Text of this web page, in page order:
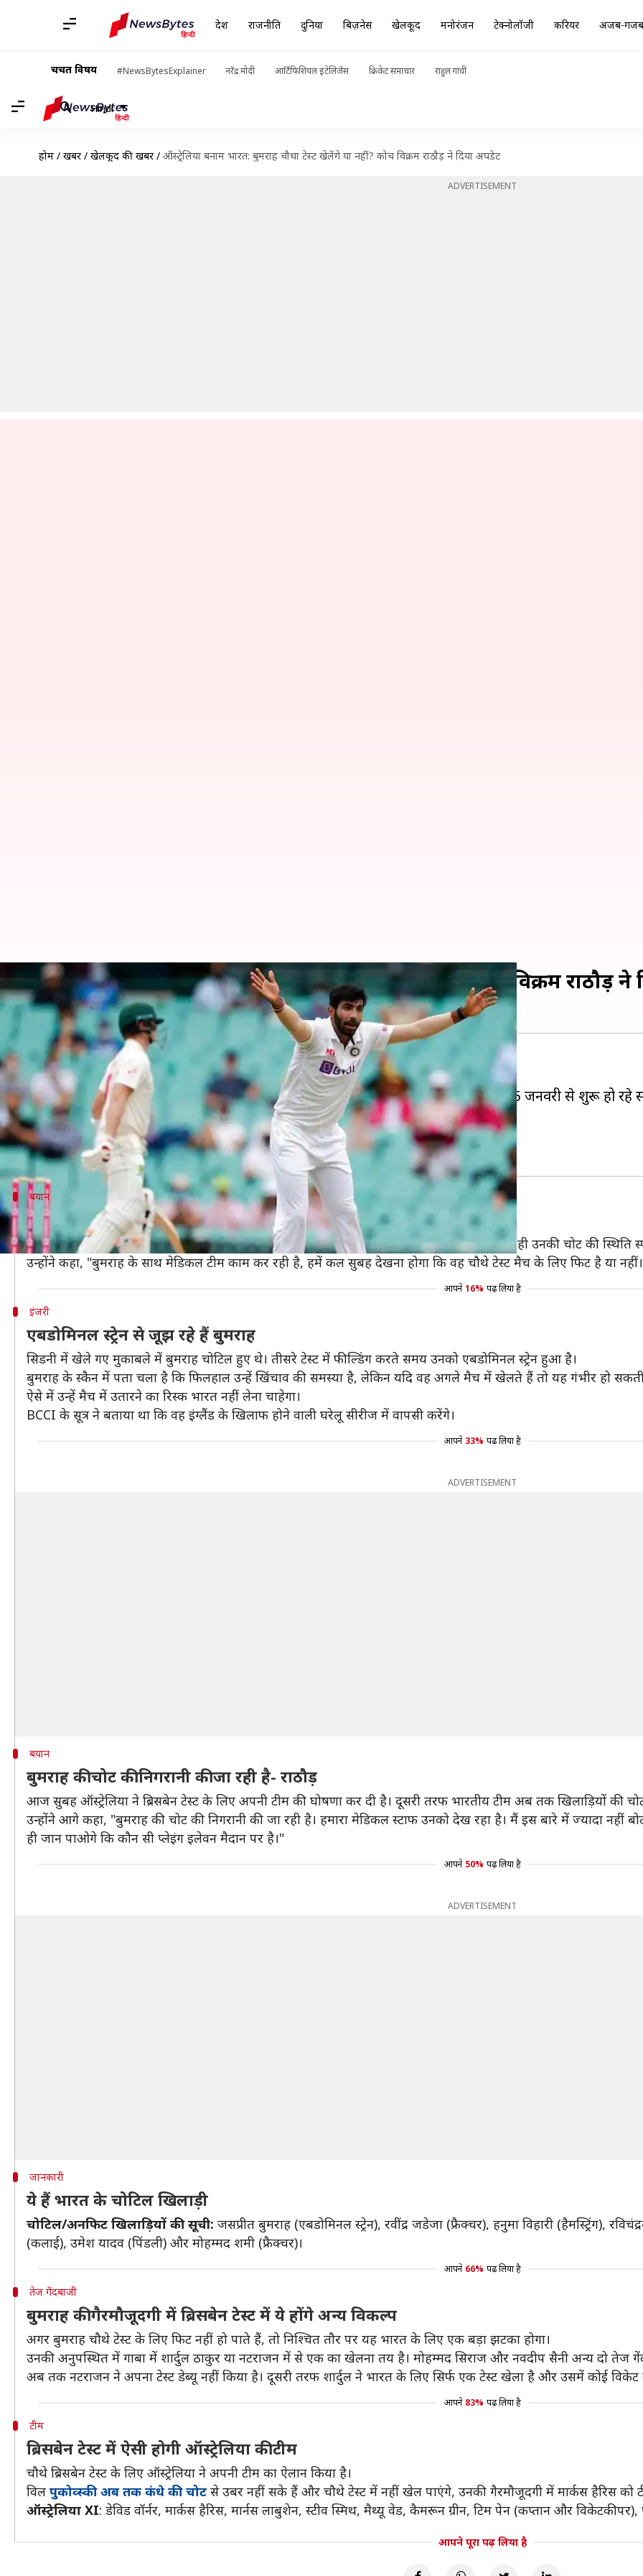
देश राजनीति दुनिया बिज़नेस खेलकूद मनोरंजन टेक्नोलॉजी करियर अजब-गजब
चर्चित विषय #NewsBytesExplainer नरेंद्र मोदी आर्टिफिशियल इंटेलिजेंस क्रिकेट समाचार राहुल गांधी
Hindi
होम / खबरें / खेलकूद की खबरें / ऑस्ट्रेलिया बनाम भारत: बुमराह चौथा टेस्ट खेलेंगे या नहीं? कोच विक्रम राठौड़ ने दिया अपडेट
ADVERTISEMENT
ऑस्ट्रेलिया बनाम भारत: बुमराह चौथा टेस्ट खेलेंगे या नहीं? कोच विक्रम राठौड़ ने
लेखन अंकित पसबोला Jan 14, 2021 02:44 pm
क्या है खबर?
बॉर्डर-गावस्कर सीरीज में भारतीय टीम इस समय चोट की समस्यासे परेशान है।
टीम के कई खिलाड़ी अनफिट हैं, जिसमें तेज गेंदबाजजसप्रीत बुमराहभी शामिल हैं। ऐसे में उनके 15 जनवरी से शुरू हो रहे
संदेह बना हुआ है।
इस बीच टीम के बल्लेबाजी कोच विक्रम राठौड़ ने बुमराह की चोट को लेकर अपडेट दिया है।
बयान
कल सुबह तक ही उनकी चोट की स्थिति पर कुछ कहा जा सकता है- राठौड़
विक्रम राठौड़ का कहना है कि बुमराह की चोट को लेकर अभी कुछ नहीं कहा जा सकता और कल सुबह तक ही उनकी चोट की स्थिति
उन्होंने कहा, "बुमराह के साथ मेडिकल टीम काम कर रही है, हमें कल सुबह देखना होगा कि वह चौथे टेस्ट मैच के लिए फिट है या
आपने 16% पढ़ लिया है
इंजरी
एबडोमिनल स्ट्रेन से जूझ रहे हैं बुमराह
सिडनी में खेले गए मुकाबले में बुमराह चोटिल हुए थे। तीसरे टेस्ट में फील्डिंग करते समय उनको एबडोमिनल स्ट्रेन हुआ है।
बुमराह के स्कैन में पता चला है कि फिलहाल उन्हें खिंचाव की समस्या है, लेकिन यदि वह अगले मैच में खेलते हैं तो यह गंभीर हो
ऐसे में उन्हें मैच में उतारने का रिस्क भारत नहीं लेना चाहेगा।
​BCCI के सूत्र ने बताया था कि वह इंग्लैंड के खिलाफ होने वाली घरेलू सीरीज में वापसी करेंगे।
आपने 33% पढ़ लिया है
ADVERTISEMENT
बयान
बुमराह की चोट की निगरानी की जा रही है- राठौड़
आज सुबह ऑस्ट्रेलिया ने ब्रिसबेन टेस्ट के लिए अपनी टीम की घोषणा कर दी है। दूसरी तरफ भारतीय टीम अब तक खिलाड़ियों की
उन्होंने आगे कहा, "बुमराह की चोट की निगरानी की जा रही है। हमारा मेडिकल स्टाफ उनको देख रहा है। मैं इस बारे में ज्यादा
ही जान पाओगे कि कौन सी प्लेइंग इलेवन मैदान पर है।"
आपने 50% पढ़ लिया है
ADVERTISEMENT
जानकारी
ये हैं भारत के चोटिल खिलाड़ी
चोटिल/अनफिट खिलाड़ियों की सूची: जसप्रीत बुमराह (एबडोमिनल स्ट्रेन), रवींद्र जडेजा (फ्रैक्चर), हनुमा विहारी (हैमस्ट्रिंग),
(कलाई), उमेश यादव (पिंडली) और मोहम्मद शमी (फ्रैक्चर)।
आपने 66% पढ़ लिया है
तेज गेंदबाजी
बुमराह की गैरमौजूदगी में ब्रिसबेन टेस्ट में ये होंगे अन्य विकल्प
अगर बुमराह चौथे टेस्ट के लिए फिट नहीं हो पाते हैं, तो निश्चित तौर पर यह भारत के लिए एक बड़ा झटका होगा।
उनकी अनुपस्थित में गाबा में शार्दुल ठाकुर या नटराजन में से एक का खेलना तय है। मोहम्मद सिराज और नवदीप सैनी अन्य दो तेज
अब तक नटराजन ने अपना टेस्ट डेब्यू नहीं किया है। दूसरी तरफ शार्दुल ने भारत के लिए सिर्फ एक टेस्ट खेला है और उसमें कोई विकेट
आपने 83% पढ़ लिया है
टीम
ब्रिसबेन टेस्ट में ऐसी होगी ऑस्ट्रेलिया की टीम
चौथे ब्रिसबेन टेस्ट के लिए ऑस्ट्रेलिया ने अपनी टीम का ऐलान किया है।
विल पुकोव्स्की अब तक कंधे की चोट से उबर नहीं सके हैं और चौथे टेस्ट में नहीं खेल पाएंगे, उनकी गैरमौजूदगी में मार्कस हैरिस को
ऑस्ट्रेलिया XI: डेविड वॉर्नर, मार्कस हैरिस, मार्नस लाबुशेन, स्टीव स्मिथ, मैथ्यू वेड, कैमरून ग्रीन, टिम पेन (कप्तान और
आपने पूरा पढ़ लिया है